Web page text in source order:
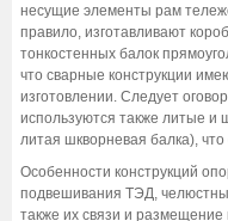
несущие элементы рам
правило, изготавливают
тонкостенных балок
что сварные конструкции
изготовлении. Следует
используются также литые
литая шкворневая балка),
Особенности конструкций
подвешивания ТЭД,
также их связи и